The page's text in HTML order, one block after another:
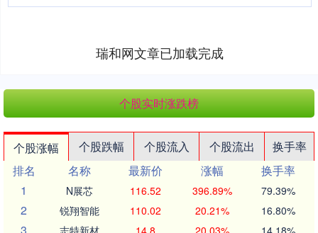
瑞和网文章已加载完成
个股实时涨跌榜
个股涨幅 个股跌幅 个股流入 个股流出
换手率
排名
名称 最新价 涨幅
换手率
1
N展芯 116.52 396.89% 79.39%
2 锐翔智能 110.02 20.21% 16.80%